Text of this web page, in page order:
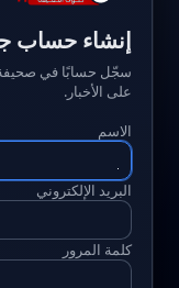
إنشاء حساب
سجّل حسابًا في صحيفة
على الأخبار.
الاسم
البريد الإلكتروني
كلمة المرور